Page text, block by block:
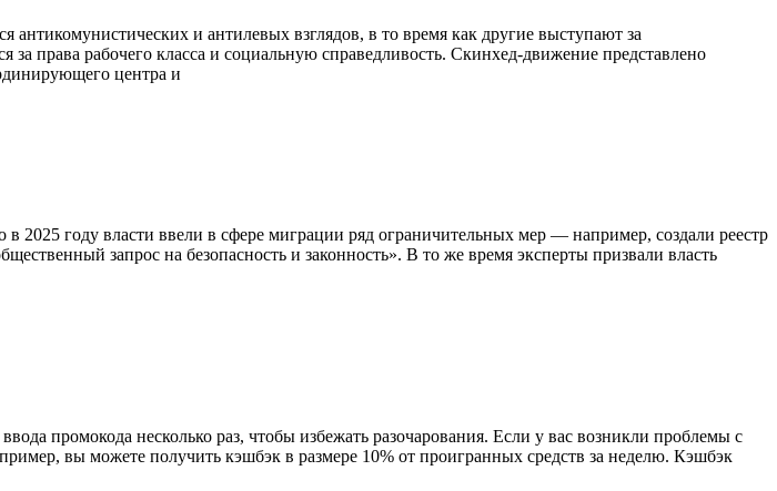
и антилевых взглядов, в то время как другие выступают за
права рабочего класса и социальную справедливость. Скинхед-движение представлено
центра и
году власти ввели в сфере миграции ряд ограничительных мер — например, создали реестр
запрос на безопасность и законность». В то же время эксперты призвали власть
промокода несколько раз, чтобы избежать разочарования. Если у вас возникли проблемы с
вы можете получить кэшбэк в размере 10% от проигранных средств за неделю. Кэшбэк